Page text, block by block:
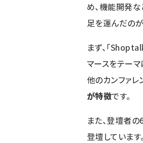
め、機能開発な
足を運んだの
まず、「
マースをテーマ
他のカンファ
が特徴です。
また、登壇者
登壇しています